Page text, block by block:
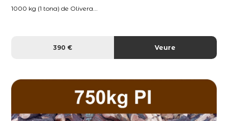
1000 kg (1 tona) de Olivera...
390 € Veure